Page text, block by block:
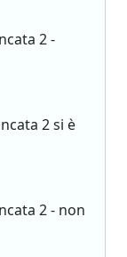
2 -
2 si è
2 - non